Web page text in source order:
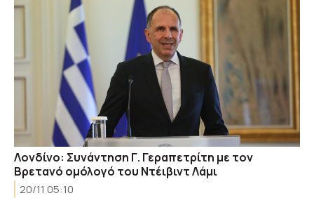
Λονδίνο: Συνάντηση Γ. Γεραπετρίτη με τον
Βρετανό ομόλογό του Ντέιβιντ Λάμι
20/11 05:10